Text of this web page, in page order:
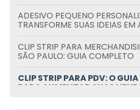
ADESIVO PEQUENO PERSONALIZADO:
TRANSFORME SUAS IDEIAS EM
CLIP STRIP PARA MERCHANDISING NA GRANDE
SÃO PAULO: GUIA COMPLETO
CLIP STRIP PARA PDV: O GUIA COMPLETO
PARA AUMENTAR SUAS